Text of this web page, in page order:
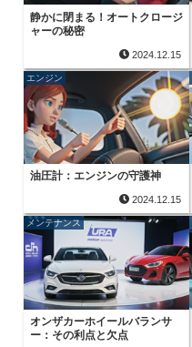
静かに閉まる！オートクロージ
ャーの秘密
2024.12.15
エンジン
油圧計：エンジンの守護神
2024.12.15
メンテナンス
オンザカーホイールバランサ
ー：その利点と欠点